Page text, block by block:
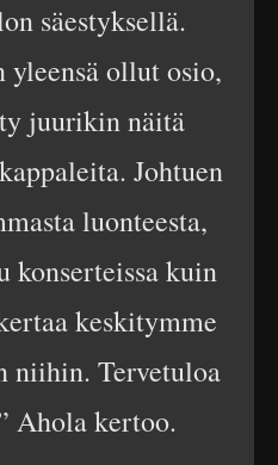
säestyksellä.
yleensä ollut osio,
juurikin näitä
Johtuen
luonteesta,
kuin
keskitymme
niihin. Tervetuloa
Ahola kertoo.